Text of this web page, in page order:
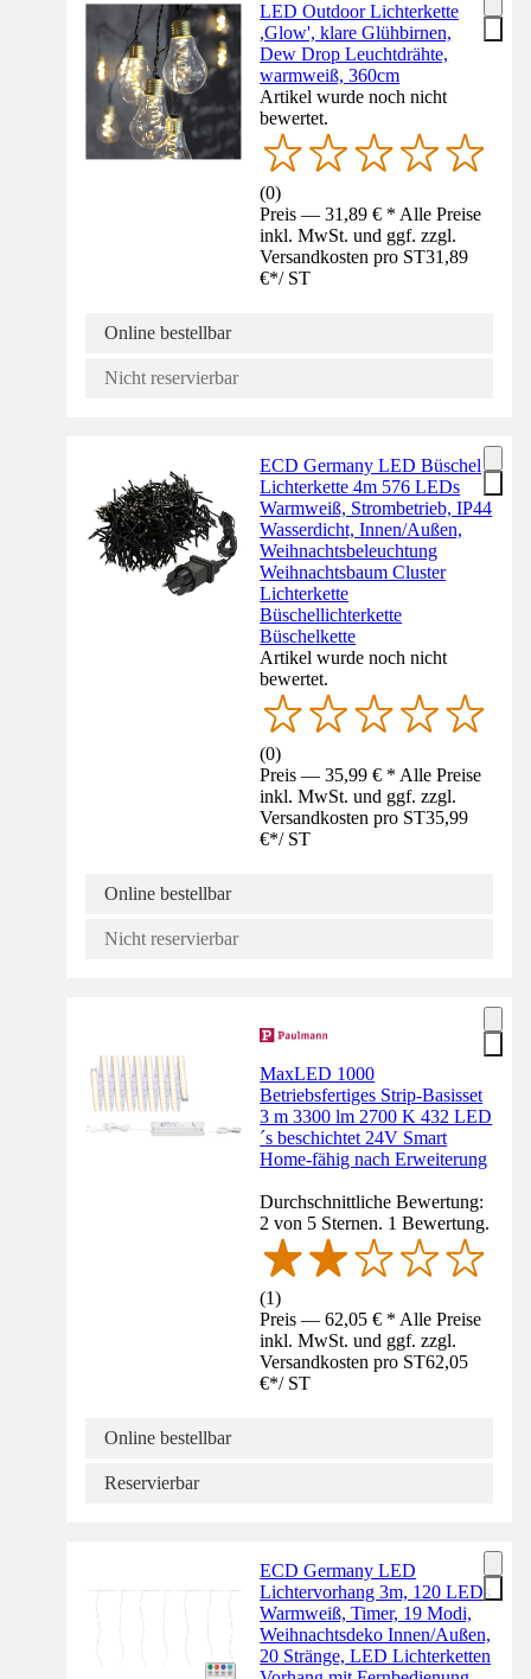
LED Outdoor Lichterkette
,Glow', klare Glühbirnen,
Dew Drop Leuchtdrähte,
warmweiß, 360cm
Artikel wurde noch nicht
bewertet.
(0)
Preis — 31,89 € * Alle Preise
inkl. MwSt. und ggf. zzgl.
Versandkosten pro ST31,89
€*/ ST
Online bestellbar
Nicht reservierbar
ECD Germany LED Büschel
Lichterkette 4m 576 LEDs
Warmweiß, Strombetrieb, IP44
Wasserdicht, Innen/Außen,
Weihnachtsbeleuchtung
Weihnachtsbaum Cluster
Lichterkette
Büschellichterkette
Büschelkette
Artikel wurde noch nicht
bewertet.
(0)
Preis — 35,99 € * Alle Preise
inkl. MwSt. und ggf. zzgl.
Versandkosten pro ST35,99
€*/ ST
Online bestellbar
Nicht reservierbar
MaxLED 1000
Betriebsfertiges Strip-Basisset
3 m 3300 lm 2700 K 432 LED
´s beschichtet 24V Smart
Home-fähig nach Erweiterung
Durchschnittliche Bewertung:
2 von 5 Sternen. 1 Bewertung.
(1)
Preis — 62,05 € * Alle Preise
inkl. MwSt. und ggf. zzgl.
Versandkosten pro ST62,05
€*/ ST
Online bestellbar
Reservierbar
ECD Germany LED
Lichtervorhang 3m, 120 LEDs
Warmweiß, Timer, 19 Modi,
Weihnachtsdeko Innen/Außen,
20 Stränge, LED Lichterketten